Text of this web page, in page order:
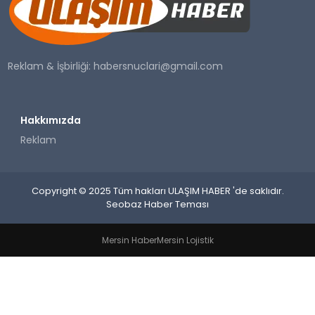
SAĞLIK
YAŞAM
Reklam & İşbirliği:habersnuclari@gmail.com
Hakkımızda
Reklam
Copyright © 2025 Tüm hakları ULAŞIM HABER 'de saklıdır.
Seobaz Haber Teması
Mersin HaberMersin Lojistik